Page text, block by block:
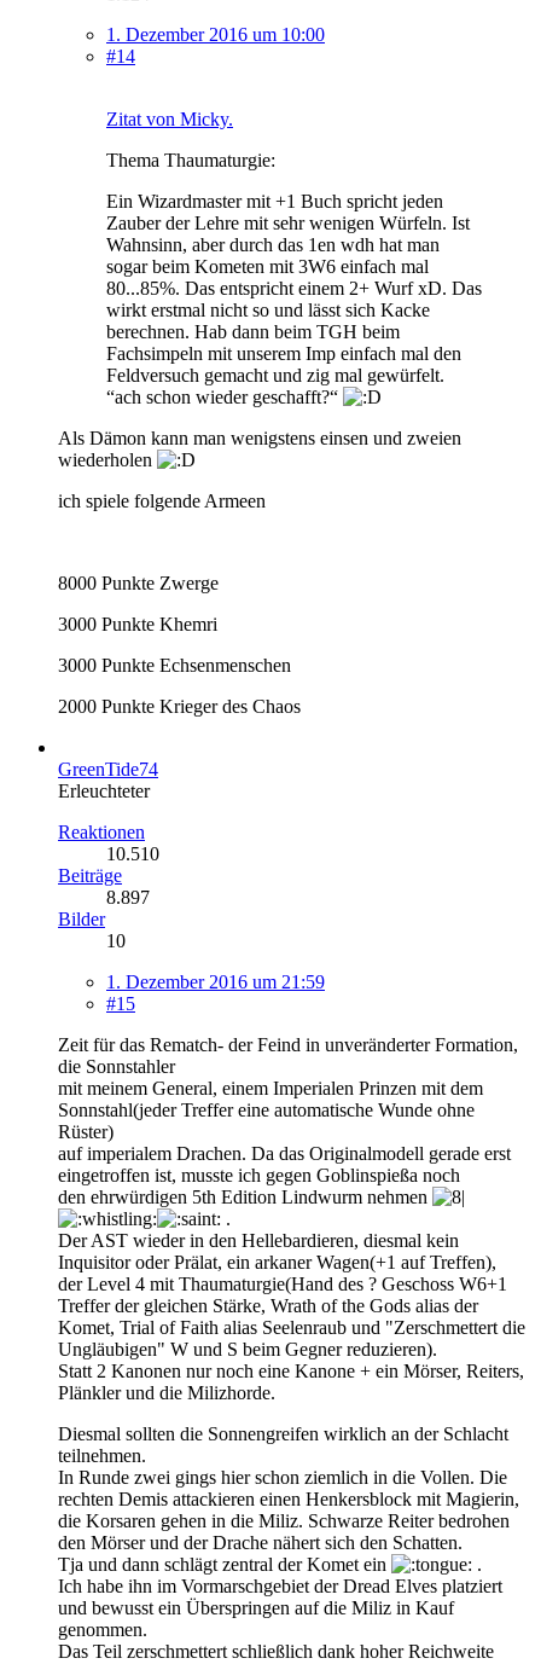
1. Dezember 2016 um 10:00
#14
Zitat von Micky.
Thema Thaumaturgie:
Ein Wizardmaster mit +1 Buch spricht jeden
Zauber der Lehre mit sehr wenigen Würfeln. Ist
Wahnsinn, aber durch das 1en wdh hat man
sogar beim Kometen mit 3W6 einfach mal
80...85%. Das entspricht einem 2+ Wurf xD. Das
wirkt erstmal nicht so und lässt sich Kacke
berechnen. Hab dann beim TGH beim
Fachsimpeln mit unserem Imp einfach mal den
Feldversuch gemacht und zig mal gewürfelt.
“ach schon wieder geschafft?“
Als Dämon kann man wenigstens einsen und zweien
wiederholen
ich spiele folgende Armeen
8000 Punkte Zwerge
3000 Punkte Khemri
3000 Punkte Echsenmenschen
2000 Punkte Krieger des Chaos
GreenTide74
Erleuchteter
Reaktionen
10.510
Beiträge
8.897
Bilder
10
1. Dezember 2016 um 21:59
#15
Zeit für das Rematch- der Feind in unveränderter Formation,
die Sonnstahler
mit meinem General, einem Imperialen Prinzen mit dem
Sonnstahl(jeder Treffer eine automatische Wunde ohne
Rüster)
auf imperialem Drachen. Da das Originalmodell gerade erst
eingetroffen ist, musste ich gegen Goblinspießa noch
den ehrwürdigen 5th Edition Lindwurm nehmen
.
Der AST wieder in den Hellebardieren, diesmal kein
Inquisitor oder Prälat, ein arkaner Wagen(+1 auf Treffen),
der Level 4 mit Thaumaturgie(Hand des ? Geschoss W6+1
Treffer der gleichen Stärke, Wrath of the Gods alias der
Komet, Trial of Faith alias Seelenraub und "Zerschmettert die
Ungläubigen" W und S beim Gegner reduzieren).
Statt 2 Kanonen nur noch eine Kanone + ein Mörser, Reiters,
Plänkler und die Milizhorde.
Diesmal sollten die Sonnengreifen wirklich an der Schlacht
teilnehmen.
In Runde zwei gings hier schon ziemlich in die Vollen. Die
rechten Demis attackieren einen Henkersblock mit Magierin,
die Korsaren gehen in die Miliz. Schwarze Reiter bedrohen
den Mörser und der Drache nähert sich den Schatten.
Tja und dann schlägt zentral der Komet ein
.
Ich habe ihn im Vormarschgebiet der Dread Elves platziert
und bewusst ein Überspringen auf die Miliz in Kauf
genommen.
Das Teil zerschmettert schließlich dank hoher Reichweite